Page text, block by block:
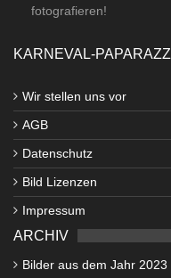
fotografieren!
KARNEVAL-PAPARAZZI
Wir stellen uns vor
AGB
Datenschutz
Bild Lizenzen
Impressum
ARCHIV
Bilder aus dem Jahr 2023